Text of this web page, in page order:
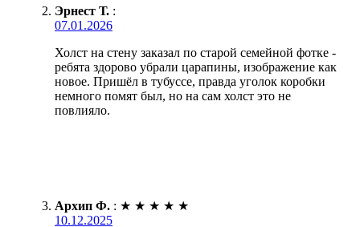
Эрнест Т. :
07.01.2026
Холст на стену заказал по старой семейной фотке -
ребята здорово убрали царапины, изображение как
новое. Пришёл в тубуссе, правда уголок коробки
немного помят был, но на сам холст это не
повлияло.
Архип Ф. : ★ ★ ★ ★ ★
10.12.2025